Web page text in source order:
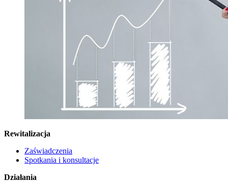
Rewitalizacja
Zaświadczenia
Spotkania i konsultacje
Działania